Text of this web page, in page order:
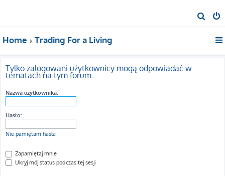
z
Home Trading For a Living
Tylko zalogowani użytkownicy mogą odpowiadać w
tematach na tym forum.
Nazwa użytkownika:
Hasło:
Nie pamiętam hasła
Zapamiętaj mnie
Ukryj mój status podczas tej sesji